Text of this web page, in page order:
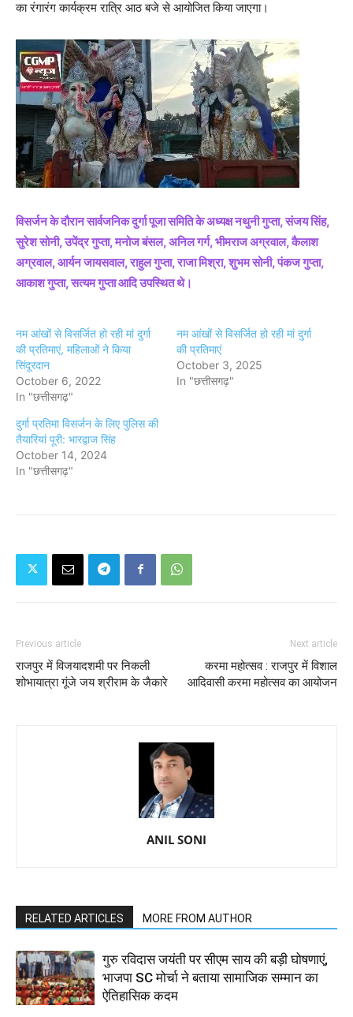
का रंगारंग कार्यक्रम रात्रि आठ बजे से आयोजित किया जाएगा।
विसर्जन के दौरान सार्वजनिक दुर्गा पूजा समिति के अध्यक्ष नथुनी गुप्ता, संजय सिंह,
सुरेश सोनी, उपेंद्र गुप्ता, मनोज बंसल, अनिल गर्ग, भीमराज अग्रवाल, कैलाश
अग्रवाल, आर्यन जायसवाल, राहुल गुप्ता, राजा मिश्रा, शुभम सोनी, पंकज गुप्ता,
आकाश गुप्ता, सत्यम गुप्ता आदि उपस्थित थे।
नम आंखों से विसर्जित हो रही मां दुर्गा
की प्रतिमाएं, महिलाओं ने किया
सिंदूरदान
October 6, 2022
In "छत्तीसगढ़"
नम आंखों से विसर्जित हो रही मां दुर्गा
की प्रतिमाएं
October 3, 2025
In "छत्तीसगढ़"
दुर्गा प्रतिमा विसर्जन के लिए पुलिस की
तैयारियां पूरी: भारद्वाज सिंह
October 14, 2024
In "छत्तीसगढ़"
Previous article
राजपुर में विजयादशमी पर निकली
शोभायात्रा गूंजे जय श्रीराम के जैकारे
Next article
करमा महोत्सव : राजपुर में विशाल
आदिवासी करमा महोत्सव का आयोजन
ANIL SONI
RELATED ARTICLES MORE FROM AUTHOR
गुरु रविदास जयंती पर सीएम साय की बड़ी घोषणाएं,
भाजपा SC मोर्चा ने बताया सामाजिक सम्मान का
ऐतिहासिक कदम